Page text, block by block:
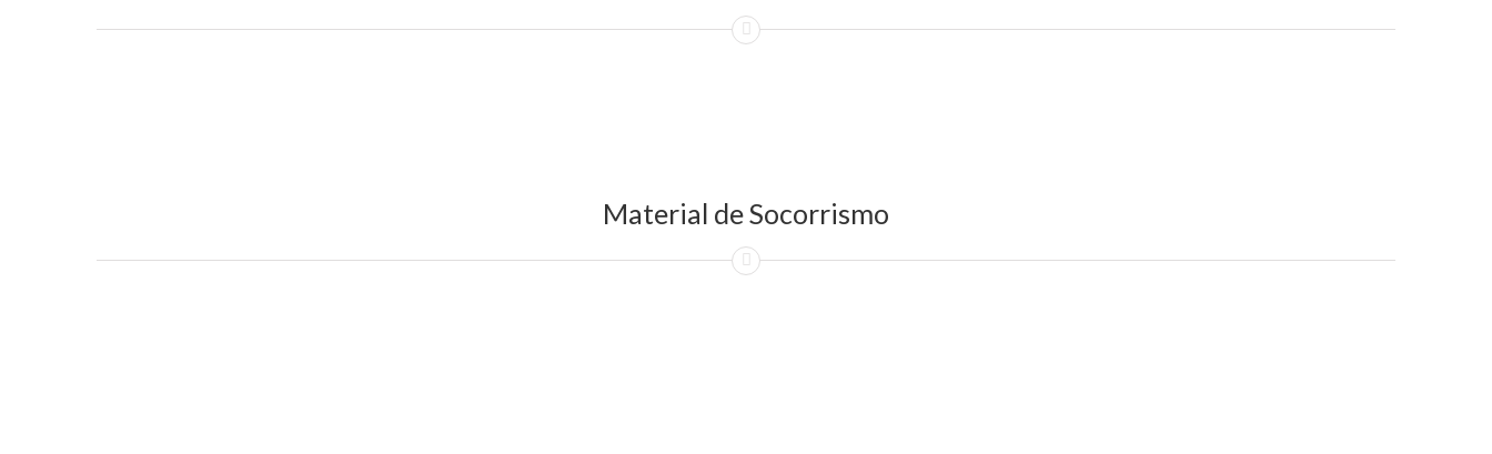
Material de Socorrismo